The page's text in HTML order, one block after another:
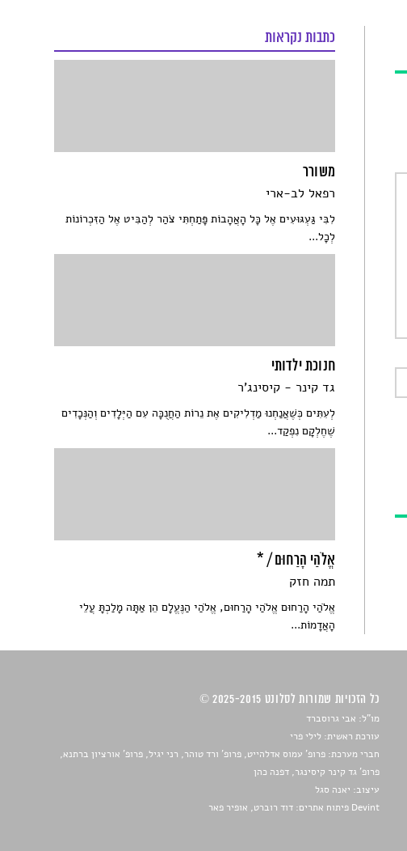
כתבות נקראות
משורר
רפאל לב-ארי
לִבִּי גַּעְגּוּעִים אֶל כָּל הָאֲהָבוֹת פָּתַחְתִּי צֹהַר לְהַבִּיט אֶל הַזִּכְרוֹנוֹת
לְכָל...
חנוכת ילדותי
גד קינר - קיסינג'ר
לְעִתִּים כְּשֶׁאֲנַחְנוּ מַדְלִיקִים אֶת נֵרוֹת הַחֲנֻכָּה עִם הַיְּלָדִים וְהַנְּכָדִים
שֶׁחֶלְקָם נִפְקַד...
אֱלֹהַי הָרַחוּם / *
תמה חזק
אֱלֹהַי הָרַחוּם אֱלֹהַי הָרַחוּם, אֱלֹהַי הַנֶּעֱלָם הֵן אַתָּה מָלַכְתָּ עֲלֵי
הָאֲדָמוֹת...
כל הזכויות שמורות לסלונט 2025-2015 ©
מו"ל: אבי גרוסברד
עורכת ראשית: לילי פרי
חברי מערכת: פרופ' עמוס אדלהייט, פרופ' ורד טוהר, רני יגיל, פרופ' אורציון ברתנא,
פרופ' גד קינר קיסינגר, דפנה כהן
עיצוב: יאנה סגל
Devint פיתוח אתרים: דוד רוברט, אופיר פאר